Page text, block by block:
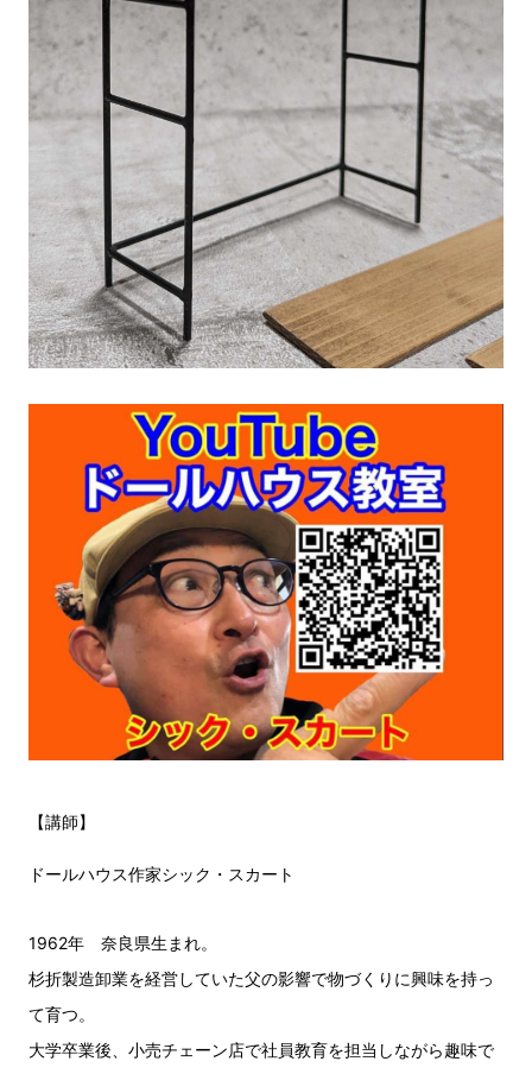
【講師】
ドールハウス作家シック・スカート
1962年 奈良県生まれ。
杉折製造卸業を経営していた父の影響で物づくりに興味を持っ
て育つ。
大学卒業後、小売チェーン店で社員教育を担当しながら趣味で